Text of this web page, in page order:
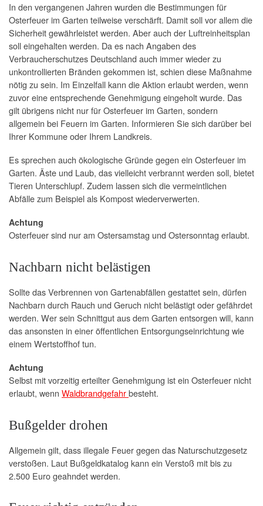
In den vergangenen Jahren wurden die Bestimmungen für
Osterfeuer im Garten teilweise verschärft. Damit soll vor allem die
Sicherheit gewährleistet werden. Aber auch der Luftreinheitsplan
soll eingehalten werden. Da es nach Angaben des
Verbraucherschutzes Deutschland auch immer wieder zu
unkontrollierten Bränden gekommen ist, schien diese Maßnahme
nötig zu sein. Im Einzelfall kann die Aktion erlaubt werden, wenn
zuvor eine entsprechende Genehmigung eingeholt wurde. Das
gilt übrigens nicht nur für Osterfeuer im Garten, sondern
allgemein bei Feuern im Garten. Informieren Sie sich darüber bei
Ihrer Kommune oder Ihrem Landkreis.
Es sprechen auch ökologische Gründe gegen ein Osterfeuer im
Garten. Äste und Laub, das vielleicht verbrannt werden soll, bietet
Tieren Unterschlupf. Zudem lassen sich die vermeintlichen
Abfälle zum Beispiel als Kompost wiederverwerten.
Achtung
Osterfeuer sind nur am Ostersamstag und Ostersonntag erlaubt.
Nachbarn nicht belästigen
Sollte das Verbrennen von Gartenabfällen gestattet sein, dürfen
Nachbarn durch Rauch und Geruch nicht belästigt oder gefährdet
werden. Wer sein Schnittgut aus dem Garten entsorgen will, kann
das ansonsten in einer öffentlichen Entsorgungseinrichtung wie
einem Wertstoffhof tun.
Achtung
Selbst mit vorzeitig erteilter Genehmigung ist ein Osterfeuer nicht
erlaubt, wenn Waldbrandgefahrbesteht.
Bußgelder drohen
Allgemein gilt, dass illegale Feuer gegen das Naturschutzgesetz
verstoßen. Laut Bußgeldkatalog kann ein Verstoß mit bis zu
2.500 Euro geahndet werden.